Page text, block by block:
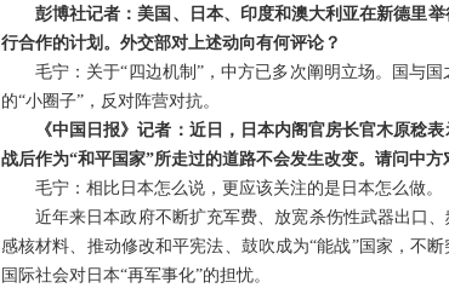
彭博社记者：美国、日本、印度和澳大利亚在新德里
行合作的计划。外交部对上述动向有何评论？
毛宁：关于“四边机制”，中方已多次阐明立场。国与
的“小圈子”，反对阵营对抗。
《中国日报》记者：近日，日本内阁官房长官木原稔
战后作为“和平国家”所走过的道路不会发生改变。请问中方
毛宁：相比日本怎么说，更应该关注的是日本怎么做。
近年来日本政府不断扩充军费、放宽杀伤性武器出口
感核材料、推动修改和平宪法、鼓吹成为“能战”国家，不
国际社会对日本“再军事化”的担忧。